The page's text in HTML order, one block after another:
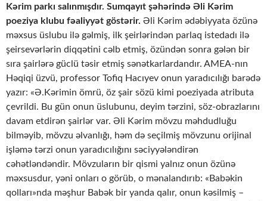
Kərim parkı salınmışdır. Sumqayıt şəhərində Əli Kərim
poeziya klubu fəaliyyət göstərir. Əli Kərim ədəbiyyata özünə
məxsus üslubu ilə gəlmiş, ilk şeirlərindən parlaq istedadı ilə
şeirsevərlərin diqqətini cəlb etmiş, özündən sonra gələn bir
sıra şairlərə güclü təsir etmiş sənətkarlardandır. AMEA-nın
Həqiqi üzvü, professor Tofiq Hacıyev onun yaradıcılığı barədə
yazır: «Ə.Kərimin ömrü, öz şair sözü kimi poeziyada atributa
çevrildi. Bu gün onun üslubunu, deyim tərzini, söz-obrazlarını
davam etdirən şairlər var. Əli Kərim mövzu məhdudluğu
bilməyib, mövzu əlvanlığı, həm də seçilmiş mövzunu orijinal
işləmə tərzi onun yaradıcılığını səciyyələndirən
cəhətləndəndir. Mövzuların bir qismi yalnız onun özünə
məxsusdur, yəni onları o görüb, o mənalandırıb: «Babəkin
qolları»nda məşhur Babək bir yanda qalır, onun kəsilmiş –